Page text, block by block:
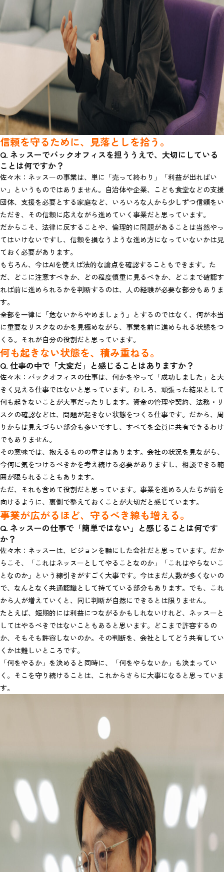
信頼を守るために、見落としを拾う。
Q. ネッスーでバックオフィスを担ううえで、大切にしている
ことは何ですか？
佐々木：ネッスーの事業は、単に「売って終わり」「利益が出ればい
い」というものではありません。自治体や企業、こども食堂などの支援
団体、支援を必要とする家庭など、いろいろな人から少しずつ信頼をい
ただき、その信頼に応えながら進めていく事業だと思っています。
だからこそ、法律に反することや、倫理的に問題があることは当然やっ
てはいけないですし、信頼を損なうような進め方になっていないかは見
ておく必要があります。
もちろん、今はAIを使えば法的な論点を確認することもできます。た
だ、どこに注意すべきか、どの程度慎重に見るべきか、どこまで確認す
れば前に進められるかを判断するのは、人の経験が必要な部分もありま
す。
全部を一律に「危ないからやめましょう」とするのではなく、何が本当
に重要なリスクなのかを見極めながら、事業を前に進められる状態をつ
くる。それが自分の役割だと思っています。
何も起きない状態を、積み重ねる。
Q. 仕事の中で「大変だ」と感じることはありますか？
佐々木：バックオフィスの仕事は、何かをやって「成功しました」と大
きく見える仕事ではないと思っています。むしろ、頑張った結果として
何も起きないことが大事だったりします。資金の管理や契約、法務・リ
スクの確認などは、問題が起きない状態をつくる仕事です。だから、周
りからは見えづらい部分も多いですし、すべてを全員に共有できるわけ
でもありません。
その意味では、抱えるものの重さはあります。会社の状況を見ながら、
今何に気をつけるべきかを考え続ける必要がありますし、相談できる範
囲が限られることもあります。
ただ、それも含めて役割だと思っています。事業を進める人たちが前を
向けるように、裏側で整えておくことが大切だと感じています。
事業が広がるほど、守るべき線も増える。
Q. ネッスーの仕事で「簡単ではない」と感じることは何です
か？
佐々木：ネッスーは、ビジョンを軸にした会社だと思っています。だか
らこそ、「これはネッスーとしてやることなのか」「これはやらないこ
となのか」という線引きがすごく大事です。今はまだ人数が多くないの
で、なんとなく共通認識として持てている部分もあります。でも、これ
から人が増えていくと、同じ判断が自然にできるとは限りません。
たとえば、短期的には利益につながるかもしれないけれど、ネッスーと
してはやるべきではないこともあると思います。どこまで許容するの
か、そもそも許容しないのか。その判断を、会社としてどう共有してい
くかは難しいところです。
「何をやるか」を決めると同時に、「何をやらないか」も決まってい
く。そこを守り続けることは、これからさらに大事になると思っていま
す。